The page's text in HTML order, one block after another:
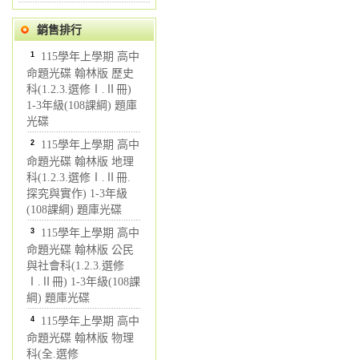
銷售排行
1 115學年上學期 高中
命題光碟 翰林版 歷史
科(1.2.3.選修Ⅰ.Ⅱ冊)
1-3年級(108課綱) 題庫
光碟
2 115學年上學期 高中
命題光碟 翰林版 地理
科(1.2.3.選修Ⅰ.Ⅱ冊.
探究與實作) 1-3年級
(108課綱) 題庫光碟
3 115學年上學期 高中
命題光碟 翰林版 公民
與社會科(1.2.3.選修
Ⅰ.Ⅱ冊) 1-3年級(108課
綱) 題庫光碟
4 115學年上學期 高中
命題光碟 翰林版 物理
科(全.選修